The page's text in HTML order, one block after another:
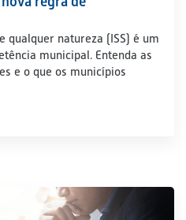
qualquer natureza (ISS) é um
municipal. Entenda as
e o que os municípios